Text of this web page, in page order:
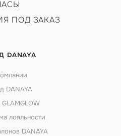
ПОД ЗАКАЗ
DANAYA
DANAYA
лояльности
DANAYA